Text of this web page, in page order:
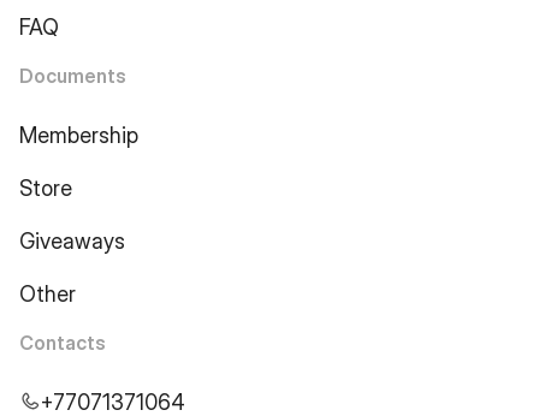
FAQ
Documents
Membership
Store
Giveaways
Other
Contacts
+77071371064